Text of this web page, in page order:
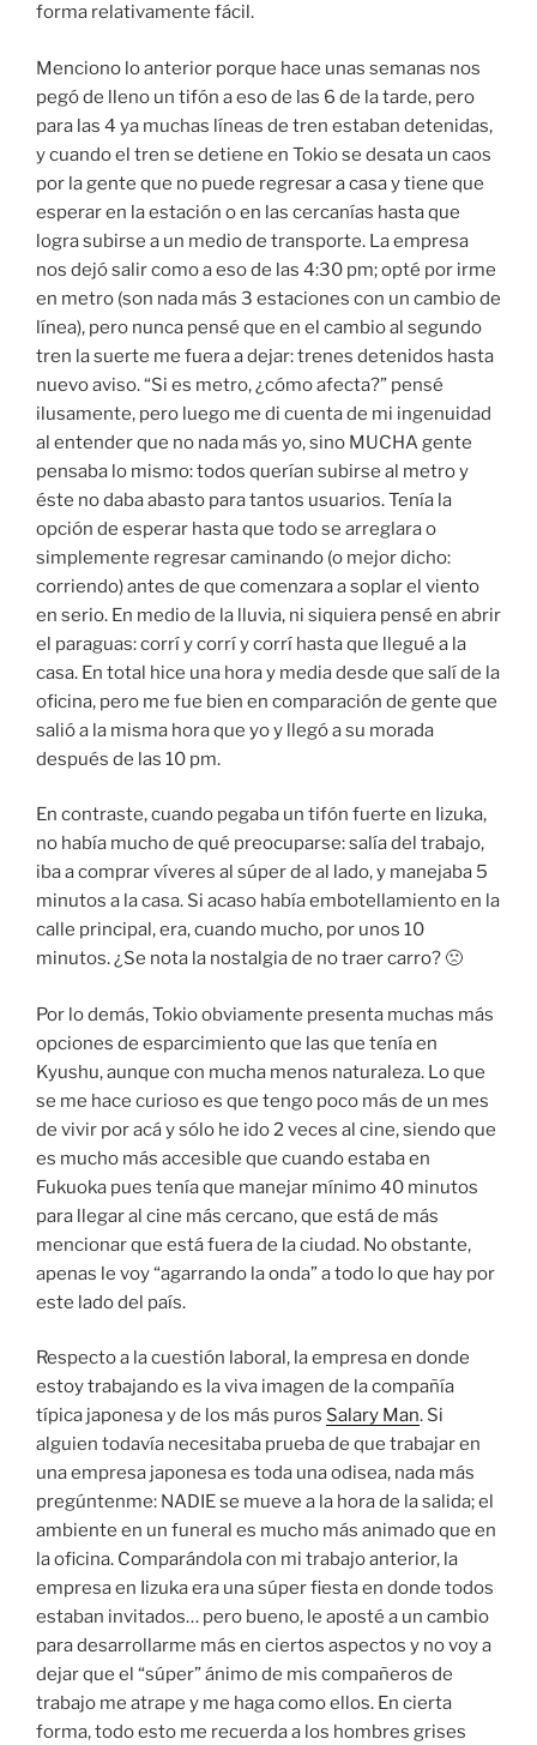
forma relativamente fácil.
Menciono lo anterior porque hace unas semanas nos
pegó de lleno un tifón a eso de las 6 de la tarde, pero
para las 4 ya muchas líneas de tren estaban detenidas,
y cuando el tren se detiene en Tokio se desata un caos
por la gente que no puede regresar a casa y tiene que
esperar en la estación o en las cercanías hasta que
logra subirse a un medio de transporte. La empresa
nos dejó salir como a eso de las 4:30 pm; opté por irme
en metro (son nada más 3 estaciones con un cambio de
línea), pero nunca pensé que en el cambio al segundo
tren la suerte me fuera a dejar: trenes detenidos hasta
nuevo aviso. “Si es metro, ¿cómo afecta?” pensé
ilusamente, pero luego me di cuenta de mi ingenuidad
al entender que no nada más yo, sino MUCHA gente
pensaba lo mismo: todos querían subirse al metro y
éste no daba abasto para tantos usuarios. Tenía la
opción de esperar hasta que todo se arreglara o
simplemente regresar caminando (o mejor dicho:
corriendo) antes de que comenzara a soplar el viento
en serio. En medio de la lluvia, ni siquiera pensé en abrir
el paraguas: corrí y corrí y corrí hasta que llegué a la
casa. En total hice una hora y media desde que salí de la
oficina, pero me fue bien en comparación de gente que
salió a la misma hora que yo y llegó a su morada
después de las 10 pm.
En contraste, cuando pegaba un tifón fuerte en Iizuka,
no había mucho de qué preocuparse: salía del trabajo,
iba a comprar víveres al súper de al lado, y manejaba 5
minutos a la casa. Si acaso había embotellamiento en la
calle principal, era, cuando mucho, por unos 10
minutos. ¿Se nota la nostalgia de no traer carro? 🙁
Por lo demás, Tokio obviamente presenta muchas más
opciones de esparcimiento que las que tenía en
Kyushu, aunque con mucha menos naturaleza. Lo que
se me hace curioso es que tengo poco más de un mes
de vivir por acá y sólo he ido 2 veces al cine, siendo que
es mucho más accesible que cuando estaba en
Fukuoka pues tenía que manejar mínimo 40 minutos
para llegar al cine más cercano, que está de más
mencionar que está fuera de la ciudad. No obstante,
apenas le voy “agarrando la onda” a todo lo que hay por
este lado del país.
Respecto a la cuestión laboral, la empresa en donde
estoy trabajando es la viva imagen de la compañía
típica japonesa y de los más puros Salary Man. Si
alguien todavía necesitaba prueba de que trabajar en
una empresa japonesa es toda una odisea, nada más
pregúntenme: NADIE se mueve a la hora de la salida; el
ambiente en un funeral es mucho más animado que en
la oficina. Comparándola con mi trabajo anterior, la
empresa en Iizuka era una súper fiesta en donde todos
estaban invitados… pero bueno, le aposté a un cambio
para desarrollarme más en ciertos aspectos y no voy a
dejar que el “súper” ánimo de mis compañeros de
trabajo me atrape y me haga como ellos. En cierta
forma, todo esto me recuerda a los hombres grises